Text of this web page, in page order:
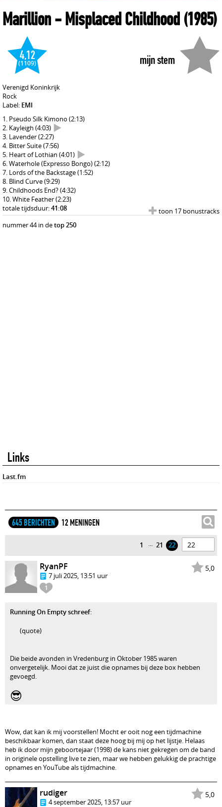
Marillion- Misplaced Childhood(1985)
mijn stem
4,12
(1109)
Verenigd Koninkrijk
Rock
Label: EMI
Pseudo Silk Kimono (2:13)
Kayleigh (4:03)
Lavender(2:27)
Bitter Suite(7:56)
Heart of Lothian (4:01)
Waterhole (Expresso Bongo)(2:12)
Lords of the Backstage(1:52)
Blind Curve(9:29)
Childhoods End?(4:32)
White Feather(2:23)
toon 17 bonustracks
totale tijdsduur:41:08
nummer 44 in detop 250
Links
Last.fm
645 BERICHTEN 12 MENINGEN
1 ... 21 22
5,0
1
RyanPF
7 juli 2025, 13:51 uur
Running On Empty schreef:
(quote)
Die beide avonden in Vredenburg in Oktober 1985 waren
onvergetelijk. Mooi dat ze juist die opnames bij deze box hebben
gevoegd.
😎
Wow, dat kan ik mij voorstellen! Mocht er ooit nog een tijdmachine
beschikbaar komen, dan staat deze hoog bij mij op het lijstje. Helaas
heb ik door mijn geboortejaar (1998) de kans niet gekregen om de band
in originele opstelling live te zien, maar we hebben gelukkig de prachtige
opnames en YouTube als tijdmachine.
5,0
rudiger
4 september 2025, 13:57 uur